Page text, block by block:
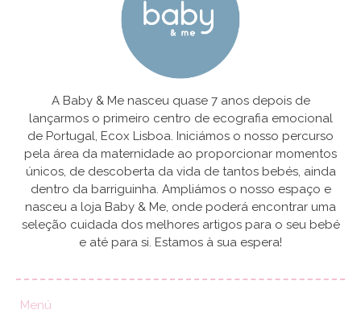
A Baby & Me nasceu quase 7 anos depois de
lançarmos o primeiro centro de ecografia emocional
de Portugal, Ecox Lisboa. Iniciámos o nosso percurso
pela área da maternidade ao proporcionar momentos
únicos, de descoberta da vida de tantos bebés, ainda
dentro da barriguinha. Ampliámos o nosso espaço e
nasceu a loja Baby & Me, onde poderá encontrar uma
seleção cuidada dos melhores artigos para o seu bebé
e até para si. Estamos à sua espera!
Menú